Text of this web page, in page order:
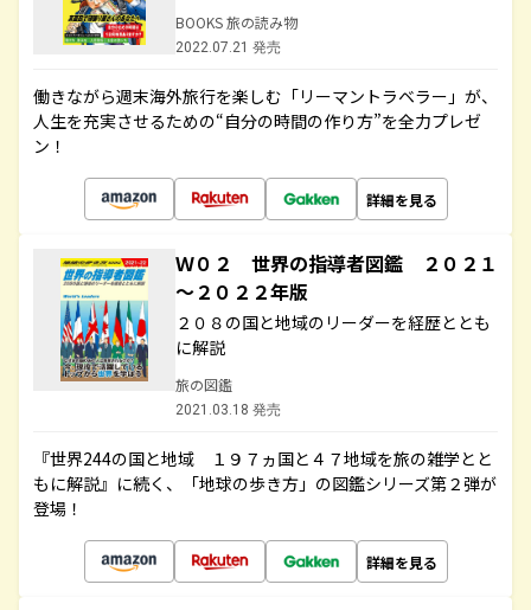
BOOKS 旅の読み物
2022.07.21 発売
働きながら週末海外旅行を楽しむ「リーマントラベラー」が、
人生を充実させるための“自分の時間の作り方”を全力プレゼ
ン！
詳細を見る
Ｗ０２ 世界の指導者図鑑 ２０２１
～２０２２年版
２０８の国と地域のリーダーを経歴ととも
に解説
旅の図鑑
2021.03.18 発売
『世界244の国と地域 １９７ヵ国と４７地域を旅の雑学とと
もに解説』に続く、「地球の歩き方」の図鑑シリーズ第２弾が
登場！
詳細を見る